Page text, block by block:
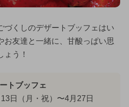
づくしのデザートブッフェはい
お友達と一緒に、甘酸っぱい思
ょう！
トブッフェ
日（月・祝）〜4月27日